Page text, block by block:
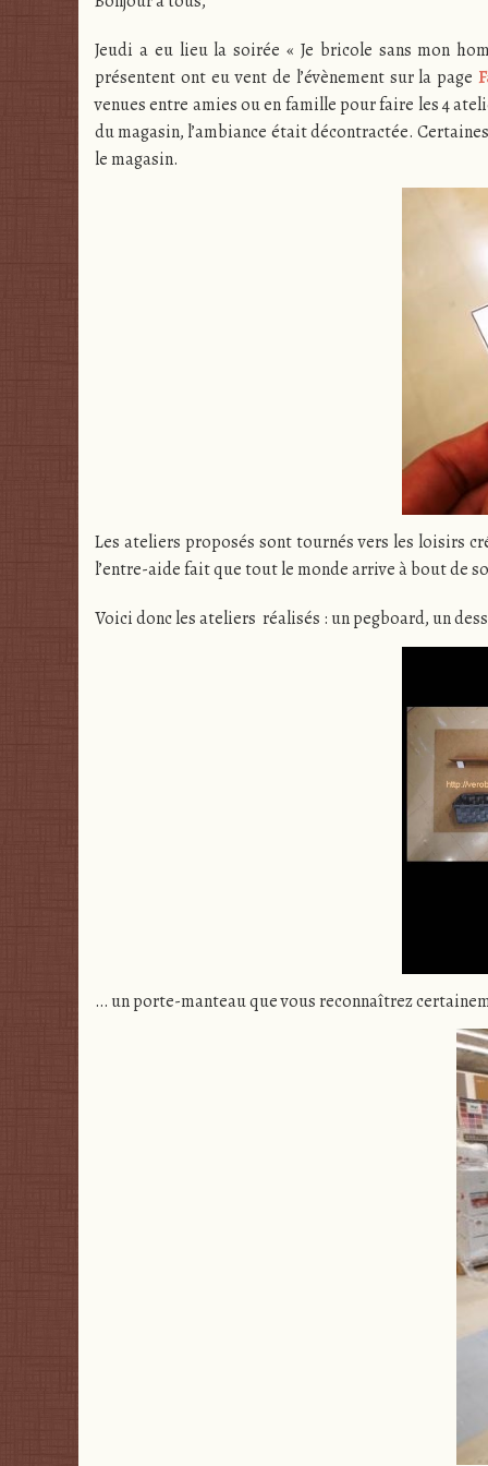
Jeudi a eu lieu la soirée « Je bricole sans mon
présentent ont eu vent de l’évènement sur la page
venues entre amies ou en famille pour faire les 4
du magasin, l’ambiance était décontractée.
le magasin.
Les ateliers proposés sont tournés vers les loisirs
l’entre-aide fait que tout le monde arrive à bout de
Voici donc les ateliers réalisés : un pegboard, un
… un porte-manteau que vous reconnaîtrez